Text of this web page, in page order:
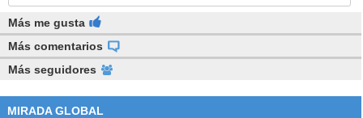
Más me gusta
Más comentarios
Más seguidores
MIRADA GLOBAL